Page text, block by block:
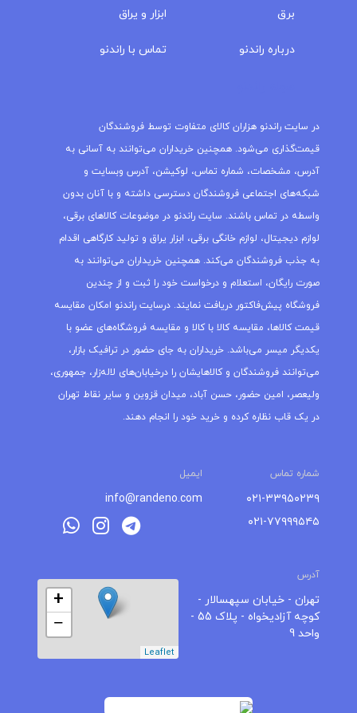
برق
درباره‌ راندنو
ابزار و یراق
تماس با راندنو
در سایت راندنو هزاران کالای متفاوت توسط فروشندگان
قیمت‌گذاری می‌شود. همچنین خریداران می‌توانند به آسانی به
آدرس، مشخصات، شماره تماس، لوکیشن، آدرس وبسایت و
شبکه‌های اجتماعی فروشندگان دسترسی داشته و با آنان بدون
واسطه در تماس باشند. سایت راندنو در موضوعات کالاهای برقی،
لوازم دیجیتال، لوازم خانگی برقی، ابزار یراق و تولید کارگاهی اقدام
به جذب فروشندگان می‌کند. همچنین خریداران می‌توانند به
صورت رایگان، استعلام و درخواست خود را ثبت و از چندین
فروشگاه پیش‌فاکتور دریافت نمایند. درسایت راندنو امکان مقایسه
قیمت کالاها، مقایسه کالا با کالا و مقایسه فروشگاه‌های عضو با
یکدیگر میسر می‌باشد. خریداران به جای حضور در ترافیک بازار،
می‌توانند فروشندگان و کالاهایشان را درخیابان‌های لاله‌زار، جمهوری،
ولیعصر، امین حضور، حسن آباد، میدان قزوین و سایر نقاط تهران
در یک قاب نظاره کرده و خرید خود را انجام دهند.
شماره تماس ایمیل
۰۲۱-۳۳۹۵۰۲۳۹
۰۲۱-۷۷۹۹۹۵۴۵
info@randeno.com
آدرس
تهران - خیابان سپهسالار -
کوچه آزادیخواه - پلاک 55 -
واحد 9
+
−
Leaflet